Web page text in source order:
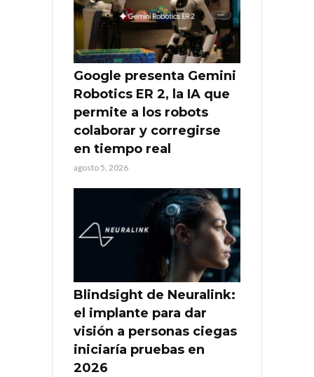
Google presenta Gemini
Robotics ER 2, la IA que
permite a los robots
colaborar y corregirse
en tiempo real
agosto 5, 2026
Blindsight de Neuralink:
el implante para dar
visión a personas ciegas
iniciaría pruebas en
2026